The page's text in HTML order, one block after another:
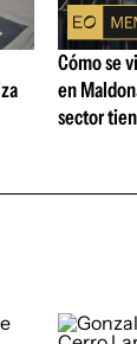
Cómo se
en
sector